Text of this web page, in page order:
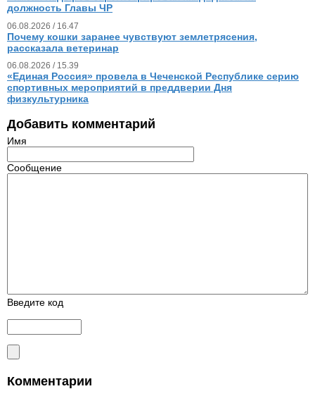
должность Главы ЧР
06.08.2026 / 16.47
Почему кошки заранее чувствуют землетрясения,
рассказала ветеринар
06.08.2026 / 15.39
«Единая Россия» провела в Чеченской Республике серию
спортивных мероприятий в преддверии Дня
физкультурника
Добавить комментарий
Имя
Сообщение
Введите код
Комментарии